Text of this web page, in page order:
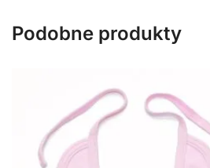
Podobne produkty